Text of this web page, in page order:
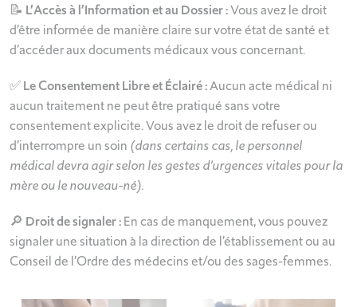
📝 L’Accès à l’Information et au Dossier :Vous avez le droit
d’être informée de manière claire sur votre état de santé et
d’accéder aux documents médicaux vous concernant.
✅ Le Consentement Libre et Éclairé :Aucun acte médical ni
aucun traitement ne peut être pratiqué sans votre
consentement explicite. Vous avez le droit de refuser ou
d’interrompre un soin (dans certains cas, le personnel
médical devra agir selon les gestes d’urgences vitales pour la
mère ou le nouveau-né).
🔎 Droit de signaler :En cas de manquement, vous pouvez
signaler une situation à la direction de l’établissement ou au
Conseil de l’Ordre des médecins et/ou des sages-femmes.